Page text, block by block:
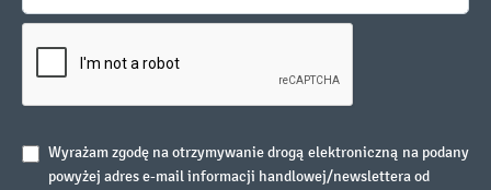
Wyrażam zgodę na otrzymywanie drogą elektroniczną na podany
powyżej adres e-mail informacji handlowej/newslettera od